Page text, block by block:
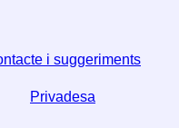
i suggeriments
Privadesa